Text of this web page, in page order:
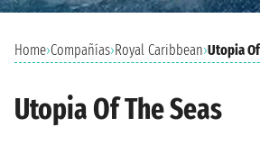
Home›Compañías›Royal Caribbean›Utopia
Utopia Of The Seas